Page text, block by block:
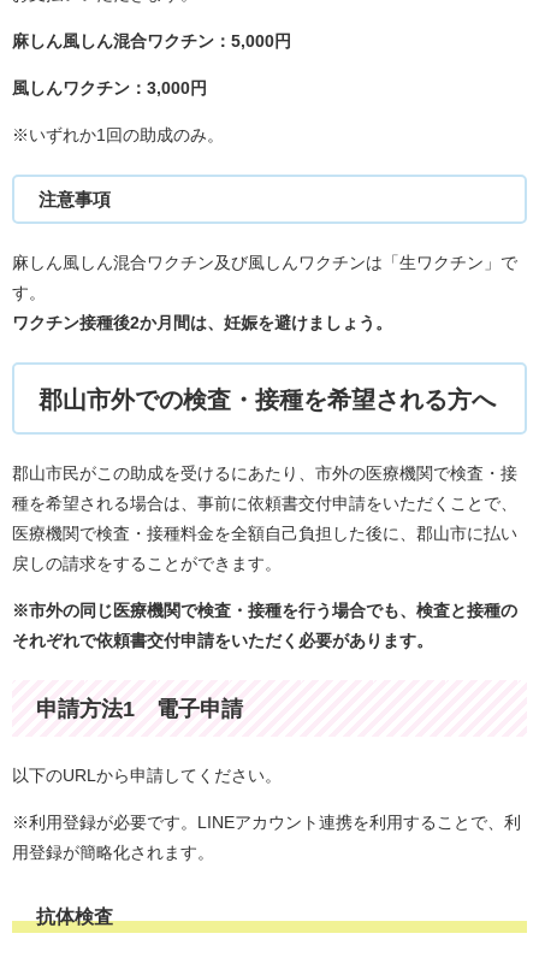
麻しん風しん混合ワクチン：5,000円
風しんワクチン：3,000円
※いずれか1回の助成のみ。
注意事項
麻しん風しん混合ワクチン及び風しんワクチンは「生ワクチン」で
す。
ワクチン接種後2か月間は、妊娠を避けましょう。
​郡山市外での検査・接種を希望される方へ
郡山市民がこの助成を受けるにあたり、市外の医療機関で検査・接
種を希望される場合は、事前に依頼書交付申請をいただくことで、
医療機関で検査・接種料金を全額自己負担した後に、郡山市に払い
戻しの請求をすることができます。
※市外の同じ医療機関で検査・接種を行う場合でも、検査と接種の
それぞれで依頼書交付申請をいただく必要があります。
申請方法1 電子申請
以下のURLから申請してください。
※利用登録が必要です。LINEアカウント連携を利用することで、利
用登録が簡略化されます。
抗体検査